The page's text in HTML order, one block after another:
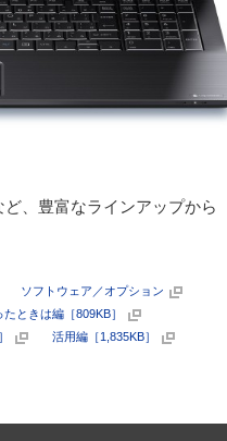
、豊富なラインアップから
ソフトウェア／オプション
ときは編［809KB］
活用編［1,835KB］